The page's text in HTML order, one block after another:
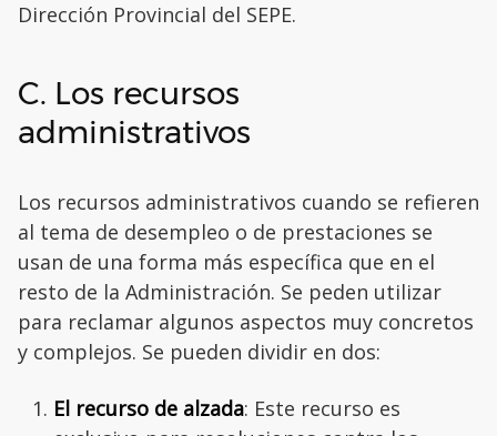
Dirección Provincial del SEPE.
C. Los recursos
administrativos
Los recursos administrativos cuando se refieren
al tema de desempleo o de prestaciones se
usan de una forma más específica que en el
resto de la Administración. Se peden utilizar
para reclamar algunos aspectos muy concretos
y complejos. Se pueden dividir en dos:
El recurso de alzada: Este recurso es